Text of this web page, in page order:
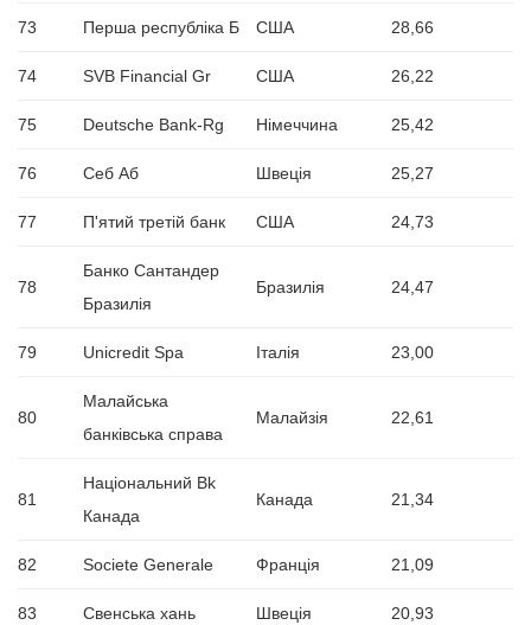
73 Перша республіка Б США 28,66
74 SVB Financial Gr США 26,22
75 Deutsche Bank-Rg Німеччина 25,42
76 Себ Аб Швеція 25,27
77 П'ятий третій банк США 24,73
78
Банко Сантандер
Бразилія
Бразилія 24,47
79 Unicredit Spa Італія 23,00
80
Малайська
банківська справа
Малайзія 22,61
81
Національний Bk
Канада
Канада 21,34
82 Societe Generale Франція 21,09
83 Свенська хань Швеція 20,93